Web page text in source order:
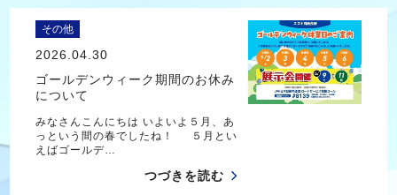
その他
2026.04.30
ゴールデンウィーク期間のお休み
について
みなさんこんにちは いよいよ５月、あ
っという間の春でしたね！ ５月とい
えばゴールデ…
つづきを読む